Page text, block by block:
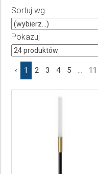
Producent
Wybierz producenta
Cena
Sortuj wg
Pokazuj
‹ 1 2 3 4 5 ... 11